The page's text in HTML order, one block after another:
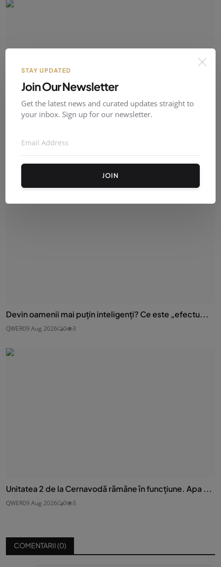
Mii de fani s-au strâns la o catedrală pentru nunta ...
QWER09 Aug 2026 0 3
Devin oamenii mai puțin inteligenți? Ce este „efectu...
QWER09 Aug 2026 0 3
Unitatea 2 de la Cernavodă rămâne în funcțiune. Apa ...
QWER09 Aug 2026 0 3
COMENTARII (0)
STAY UPDATED
Join Our Newsletter
Get the latest news and curated updates straight to
your inbox. Sign up for our newsletter.
JOIN